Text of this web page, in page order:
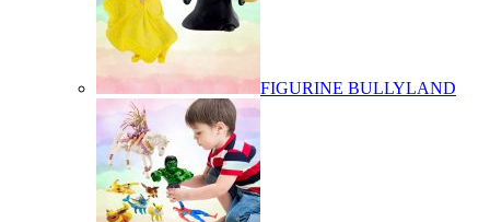
FIGURINE BULLYLAND